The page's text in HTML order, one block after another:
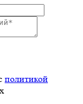
политикой